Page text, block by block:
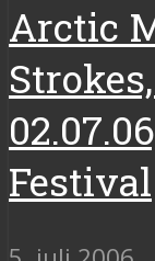
Arctic
Festival